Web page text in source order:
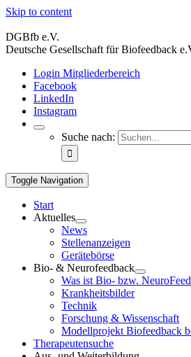
Skip to content
DGBfb e.V.
Deutsche Gesellschaft für Biofeedback
Login Mitgliederbereich
Facebook
LinkedIn
Instagram
Suche nach:
Toggle Navigation
Start
Aktuelles
News
Stellenanzeigen
Gerätebörse
Bio- & Neurofeedback
Was ist Bio- bzw.
Krankheitsbilder
Technik
Forschung & Wissenschaft
Modellprojekt Biofeedback
Therapeutensuche